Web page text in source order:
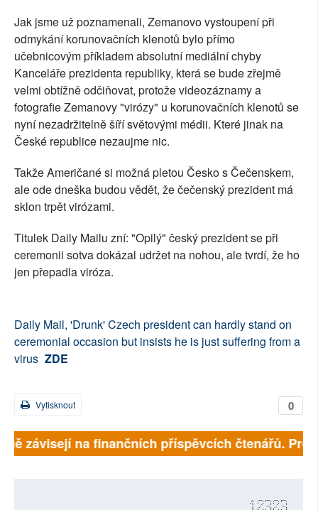
Jak jsme už poznamenali, Zemanovo vystoupení při
odmykání korunovačních klenotů bylo přímo
učebnicovým příkladem absolutní mediální chyby
Kanceláře prezidenta republiky, která se bude zřejmě
velmi obtížně odčiňovat, protože videozáznamy a
fotografie Zemanovy "virózy" u korunovačních klenotů se
nyní nezadržitelně šíří světovými médii. Které jinak na
České republice nezaujme nic.
Takže Američané si možná pletou Česko s Čečenskem,
ale ode dneška budou vědět, že čečenský prezident má
sklon trpět virózami.
Titulek Daily Mailu zní: "Opilý" český prezident se při
ceremonii sotva dokázal udržet na nohou, ale tvrdí, že ho
jen přepadla viróza.
Daily Mail, 'Drunk' Czech president can hardly stand on
ceremonial occasion but insists he is just suffering from a
virus ZDE
0
Vytisknout
závisejí na finančních příspěvcích čtenářů.